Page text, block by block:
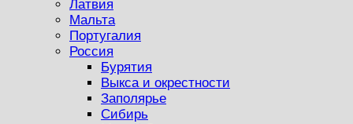
Латвия
Мальта
Португалия
Россия
Бурятия
Выкса и окрестности
Заполярье
Сибирь